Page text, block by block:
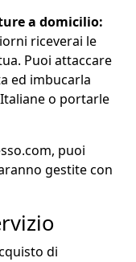
a domicilio:
riceverai le
Puoi attaccare
ed imbucarla
o portarle
puoi
gestite con
di